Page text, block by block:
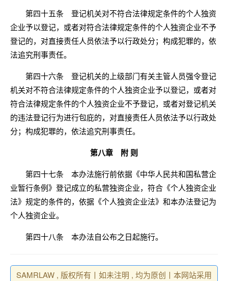
第四十五条 登记机关对不符合法律规定条件的个人独资
企业予以登记，或者对符合法律规定条件的个人独资企业不予
登记的，对直接责任人员依法予以行政处分；构成犯罪的，依
法追究刑事责任。
第四十六条 登记机关的上级部门有关主管人员强令登记
机关对不符合法律规定条件的个人独资企业予以登记，或者对
符合法律规定条件的个人独资企业不予登记，或者对登记机关
的违法登记行为进行包庇的，对直接责任人员依法予以行政处
分；构成犯罪的，依法追究刑事责任。
第八章 附 则
第四十七条 本办法施行前依据《中华人民共和国私营企
业暂行条例》登记成立的私营独资企业，符合《个人独资企业
法》规定的条件的，依据《个人独资企业法》和本办法登记为
个人独资企业。
第四十八条 本办法自公布之日起施行。
SAMRLAW , 版权所有丨如未注明 , 均为原创丨本网站采用